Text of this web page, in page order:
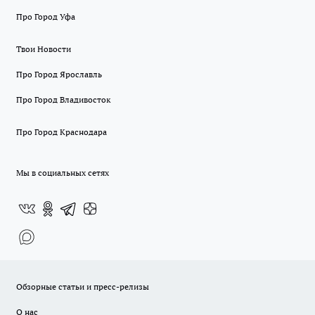
Про Город Уфа
Твои Новости
Про Город Ярославль
Про Город Владивосток
Про Город Краснодара
Мы в социальных сетях
Обзорные статьи и пресс-релизы
О нас